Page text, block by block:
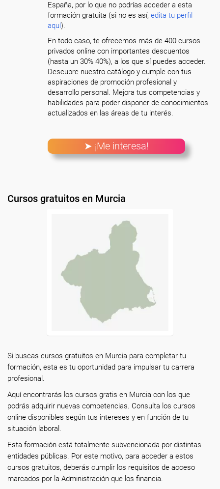
España, por lo que no podrías acceder a esta
formación gratuita (si no es así,edita tu perfil
aquí).
En todo caso, te ofrecemos más de 400 cursos
privados online con importantes descuentos
(hasta un 30% 40%), a los que sí puedes acceder.
Descubre nuestro catálogo y cumple con tus
aspiraciones de promoción profesional y
desarrollo personal. Mejora tus competencias y
habilidades para poder disponer de conocimientos
actualizados en las áreas de tu interés.
➤ ¡Me interesa!
Cursos gratuitos en Murcia
Si buscas cursos gratuitos en Murcia para completar tu
formación, esta es tu oportunidad para impulsar tu carrera
profesional.
Aquí encontrarás los cursos gratis en Murcia con los que
podrás adquirir nuevas competencias. Consulta los cursos
online disponibles según tus intereses y en función de tu
situación laboral.
Esta formación está totalmente subvencionada por distintas
entidades públicas. Por este motivo, para acceder a estos
cursos gratuitos, deberás cumplir los requisitos de acceso
marcados por la Administración que los financia.